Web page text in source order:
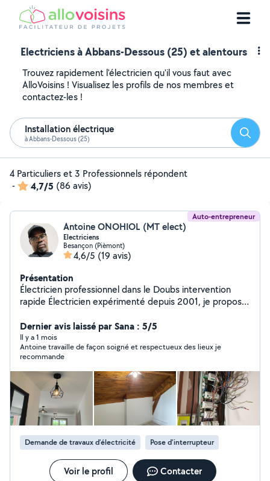
Electriciens à Abbans-Dessous (25) et alentours
Trouvez rapidement l'électricien qu'il vous faut avec
AlloVoisins ! Visualisez les profils de nos membres et
contactez-les !
Installation électrique
à Abbans-Dessous (25)
4 Particuliers et 3 Professionnels répondent
-
4,7/5 (86 avis)
Auto-entrepreneur
Antoine ONOHIOL (MT elect)
Electriciens
Besançon (Pièmont)
4,6/5 (19 avis)
Présentation
Électricien professionnel dans le Doubs intervention
rapide Électricien expérimenté depuis 2001, je propose
Dépannage électrique (panne, court-circuit, disjoncteur)
- Mise aux normes NF C 15-100 - Installation électrique -
Rénovation et maintenance -Pose des Luminaires
*Travail sérieux et conforme *Intervention rapide *Devis
gratuit Secteur : Doubs + 50 km Contact rapide par
téléphone ou message
Dernier avis laissé par Sana : 5/5
Il y a 1 mois
Antoine travaille de façon soigné et respectueux des lieux je
recommande
Demande de travaux d’électricité Pose d'interrupteur
Voir le profil Contacter